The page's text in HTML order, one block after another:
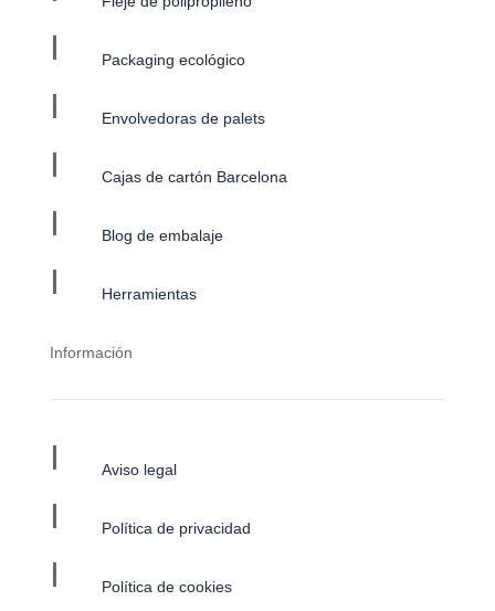
I Packaging ecológico
I Envolvedoras de palets
I Cajas de cartón Barcelona
I Blog de embalaje
I Herramientas
Información
I Aviso legal
I Política de privacidad
I Política de cookies